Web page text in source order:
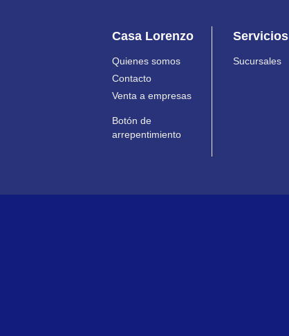
Casa Lorenzo
Quienes somos
Contacto
Venta a empresas
Botón de
arrepentimiento
Servicios
Sucursales